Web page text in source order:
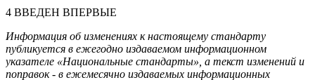
4 ВВЕДЕН ВПЕРВЫЕ
Информация об изменениях к настоящему стандарту
публикуется в ежегодно издаваемом информационном
указателе «Национальные стандарты», а текст изменений и
поправок - в ежемесячно издаваемых информационных